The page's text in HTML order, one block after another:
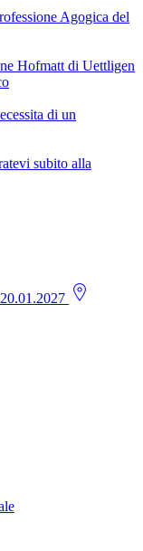
Agogica del
Hofmatt di Uettligen
di un
subito alla
20.01.2027